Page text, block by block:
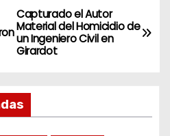
Capturado el Autor
Material del Homicidio de
un Ingeniero Civil en
Girardot